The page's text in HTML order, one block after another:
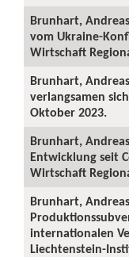
Brunhart,
vom Ukraine-
Wirtschaft
Brunhart,
verlangsamen
Oktober 2023.
Brunhart,
Entwicklung seit
Wirtschaft
Brunhart,
internationalen
Liechtenstein-